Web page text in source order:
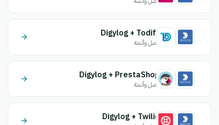
Digylog + Todify
اتصل وأتمتة
Digylog + PrestaShop
اتصل وأتمتة
Digylog + Twilio